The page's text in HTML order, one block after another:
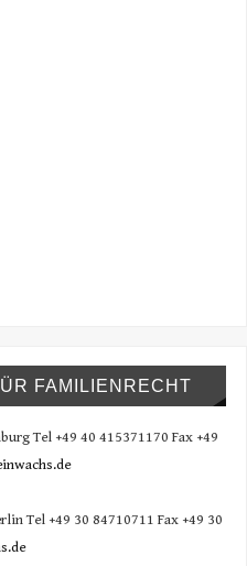
FAMILIENRECHT
Tel +49 40 415371170 Fax +49
Tel +49 30 84710711 Fax +49 30